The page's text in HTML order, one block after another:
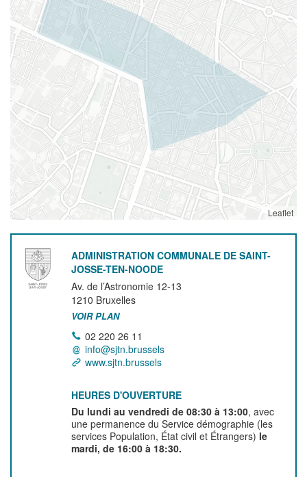
Leaflet
ADMINISTRATION COMMUNALE DE SAINT-
JOSSE-TEN-NOODE
Av. de l’Astronomie 12-13
1210 Bruxelles
VOIR PLAN
02 220 26 11
info@sjtn.brussels
www.sjtn.brussels
HEURES D'OUVERTURE
Du lundi au vendredi de 08:30 à 13:00, avec
une permanence du Service démographie (les
services Population, État civil et Étrangers) le
mardi, de 16:00 à 18:30.